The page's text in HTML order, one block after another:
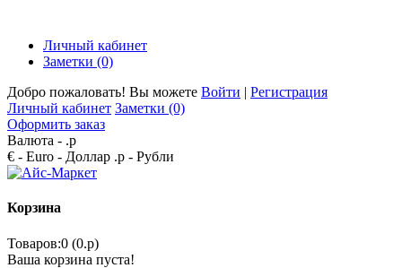
Личный кабинет
Заметки (0)
Добро пожаловать! Вы можете Войти | Регистрация
Личный кабинет Заметки (0)
Оформить заказ
Валюта - .р
€ - Euro - Доллар .р - Рубли
Корзина
Товаров:0 (0.р)
Ваша корзина пуста!